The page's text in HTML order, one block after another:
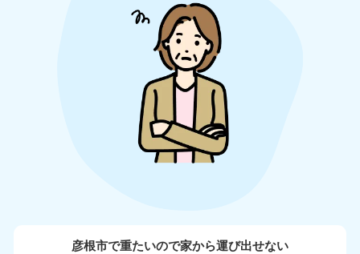
彦根市で重たいので家から運び出せない